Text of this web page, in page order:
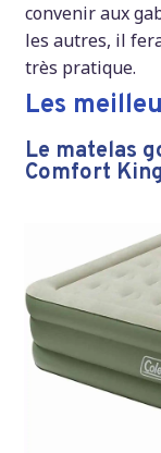
convenir aux
les autres, il
très pratique.
Les
Le matelas
Comfort King